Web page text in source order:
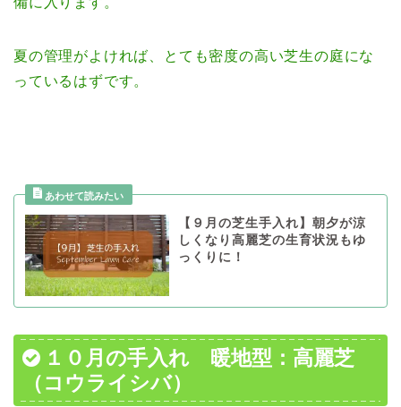
夏の管理がよければ、とても密度の高い芝生の庭にな
っているはずです。
【９月の芝生手入れ】朝夕が涼
しくなり高麗芝の生育状況もゆ
っくりに！
１０月の手入れ 暖地型：高麗芝
（コウライシバ）